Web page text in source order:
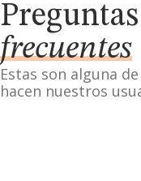
Preguntas
frecuentes
Estas son alguna
hacen nuestros